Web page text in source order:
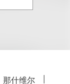
那什维尔